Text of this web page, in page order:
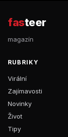
fasteer
magazín
RUBRIKY
Virální
Zajímavosti
Novinky
Život
Tipy